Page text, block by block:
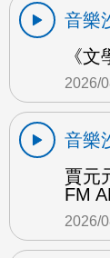
音樂
《
2026/
音樂
賈元
FM
2026/